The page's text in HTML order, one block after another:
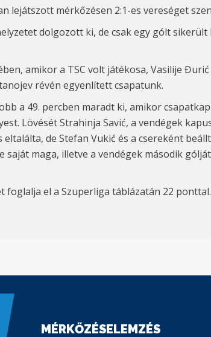
lejátszott mérkőzésen 2:1-es vereséget
dolgozott ki, de csak egy gólt sikerült
amikor a TSC volt játékosa, Vasilije Đurić
révén egyenlített csapatunk.
a 49. percben maradt ki, amikor
LövésétStrahinja Savić, a vendégek
de Stefan Vukić és a csereként
saját maga, illetve a vendégek második
foglalja el a Szuperliga táblázatán 22 ponttal.
MÉRKŐZÉSELEMZÉS